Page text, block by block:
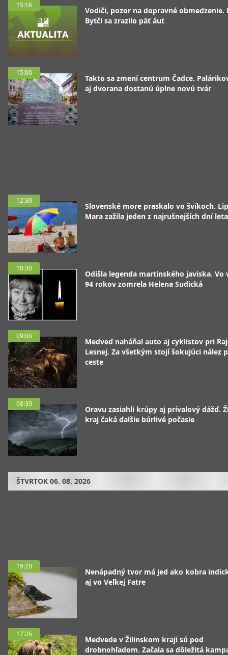
15:16
Vodiči, pozor na dopravné obmedzenie.
Bytči sa zrazilo päť áut
15:00
Takto sa zmení centrum Čadce.
aj dvorana dostanú úplne novú tvár
12:30
Slovenské more praskalo vo švíkoch.
Mara zažila jeden z najrušnejších dní leta
10:30
Odišla legenda martinského javiska. Vo
94 rokov zomrela Helena Sudická
09:00
Medveď naháňal auto aj cyklistov pri
Lesnej. Za všetkým stojí šokujúci nález
ceste
08:30
Oravu zasiahli krúpy aj prívalový dážď.
kraj čaká ďalšie búrlivé počasie
ŠTVRTOK 06. 08. 2026
19:20
Nenápadný tvor má jed ako kobra
aj vo Veľkej Fatre
17:26
Medvede v Žilinskom kraji sú pod
drobnohľadom. Začala sa dôležitá